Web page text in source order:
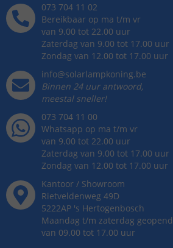
073 704 11 02
Bereikbaar op ma t/m vr
van 9.00 tot 22.00 uur
Zaterdag van 9.00 tot 17.00 uur
Zondag van 12.00 tot 17.00 uur
info@solarlampkoning.be
Binnen 24 uur antwoord,
meestal sneller!
073 704 11 00
Whatsapp op ma t/m vr
van 9.00 tot 22.00 uur
Zaterdag van 9.00 tot 17.00 uur
Zondag van 12.00 tot 17.00 uur
Kantoor / Showroom
Rietveldenweg 49D
5222AP 's Hertogenbosch
Maandag t/m zaterdag geopend
van 09.00 tot 17.00 uur